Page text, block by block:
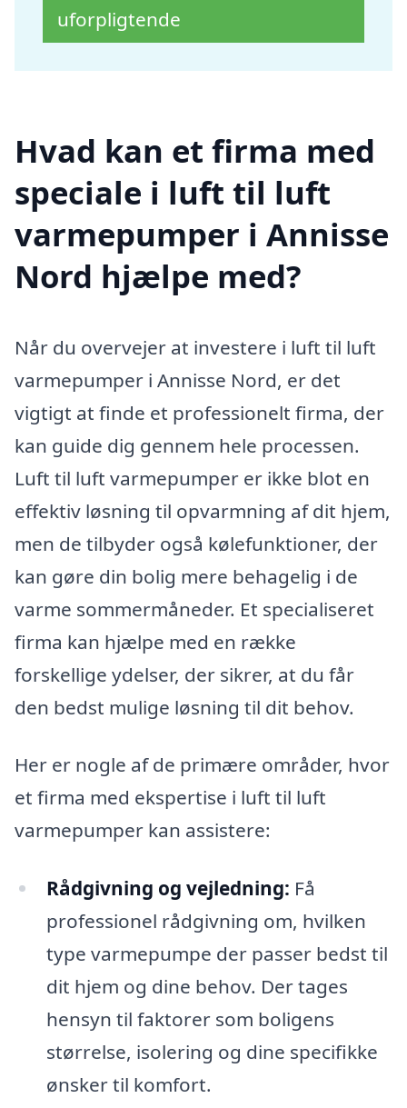
uforpligtende
Hvad kan et firma med
speciale i luft til luft
varmepumper i Annisse
Nord hjælpe med?
Når du overvejer at investere i luft til luft
varmepumper i Annisse Nord, er det
vigtigt at finde et professionelt firma, der
kan guide dig gennem hele processen.
Luft til luft varmepumper er ikke blot en
effektiv løsning til opvarmning af dit hjem,
men de tilbyder også kølefunktioner, der
kan gøre din bolig mere behagelig i de
varme sommermåneder. Et specialiseret
firma kan hjælpe med en række
forskellige ydelser, der sikrer, at du får
den bedst mulige løsning til dit behov.
Her er nogle af de primære områder, hvor
et firma med ekspertise i luft til luft
varmepumper kan assistere:
Rådgivning og vejledning: Få
professionel rådgivning om, hvilken
type varmepumpe der passer bedst til
dit hjem og dine behov. Der tages
hensyn til faktorer som boligens
størrelse, isolering og dine specifikke
ønsker til komfort.